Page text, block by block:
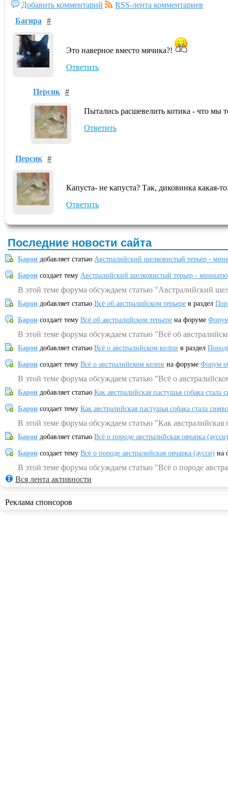
Добавить комментарий
RSS-лента комментариев
Багира
#
Это наверное вместо мячика?!
Ответить
Персик #
Пытались расшевелить котика - что мы
Ответить
Персик #
Капуста- не капуста? Так, диковинка
Ответить
Последние новости сайта
Барон добавляет статью Австралийский шелковистый терьер -
Барон создает тему Австралийский шелковистый терьер -
В этой теме форума обсуждаем статью "Австралийский
Барон добавляет статью Всё об австралийском терьере в раздел
Барон создает тему Всё об австралийском терьере на форуме
В этой теме форума обсуждаем статью "Всё об
Барон добавляет статью Всё о австралийском келпи в раздел
Барон создает тему Всё о австралийском келпи на форуме Форум
В этой теме форума обсуждаем статью "Всё о
Барон добавляет статью Как австралийская пастушья собака
Барон создает тему Как австралийская пастушья собака стала
В этой теме форума обсуждаем статью "Как
Барон добавляет статью Всё о породе австралийская овчарка (аусси)
Барон создает тему Всё о породе австралийская овчарка (аусси) на
В этой теме форума обсуждаем статью "Всё о породе
Вся лента активности
Реклама спонсоров